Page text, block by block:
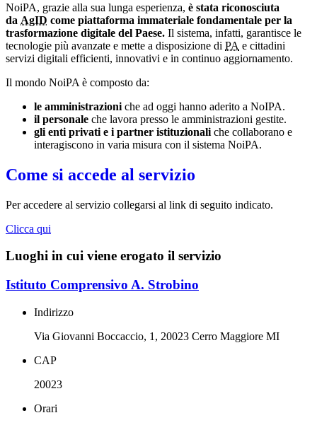
NoiPA, grazie alla sua lunga esperienza, è stata riconosciuta
da AgID come piattaforma immateriale fondamentale per la
trasformazione digitale del Paese. Il sistema, infatti, garantisce le
tecnologie più avanzate e mette a disposizione di PA e cittadini
servizi digitali efficienti, innovativi e in continuo aggiornamento.
Il mondo NoiPA è composto da:
le amministrazioni che ad oggi hanno aderito a NoIPA.
il personale che lavora presso le amministrazioni gestite.
gli enti privati e i partner istituzionali che collaborano e
interagiscono in varia misura con il sistema NoiPA.
Come si accede al servizio
Per accedere al servizio collegarsi al link di seguito indicato.
Clicca qui
Luoghi in cui viene erogato il servizio
Istituto Comprensivo A. Strobino
Indirizzo
Via Giovanni Boccaccio, 1, 20023 Cerro Maggiore MI
CAP
20023
Orari